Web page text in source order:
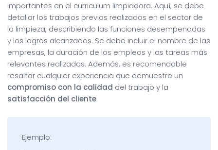
importantes en el curriculum limpiadora. Aquí, se debe
detallar los trabajos previos realizados en el sector de
la limpieza, describiendo las funciones desempeñadas
y los logros alcanzados. Se debe incluir el nombre de las
empresas, la duración de los empleos y las tareas más
relevantes realizadas. Además, es recomendable
resaltar cualquier experiencia que demuestre un
compromiso con la calidad del trabajo y la
satisfacción del cliente.
Ejemplo: